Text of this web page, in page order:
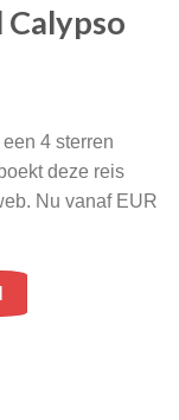
4 sterren
deze reis
Nu vanaf EUR